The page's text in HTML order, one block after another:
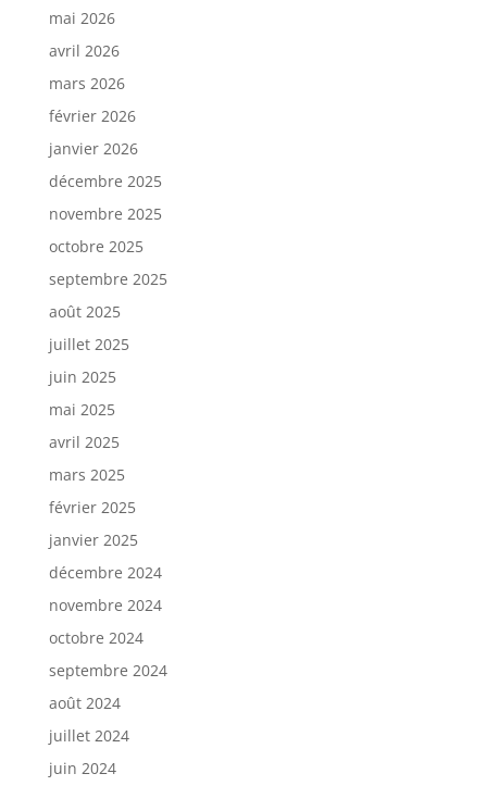
mai 2026
avril 2026
mars 2026
février 2026
janvier 2026
décembre 2025
novembre 2025
octobre 2025
septembre 2025
août 2025
juillet 2025
juin 2025
mai 2025
avril 2025
mars 2025
février 2025
janvier 2025
décembre 2024
novembre 2024
octobre 2024
septembre 2024
août 2024
juillet 2024
juin 2024